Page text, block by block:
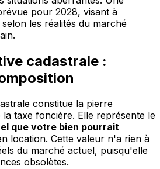
pour 2028, visant à
les réalités du marché
cadastrale :
constitue la pierre
taxe foncière. Elle représente le
que votre bien pourrait
location. Cette valeur n'a rien à
du marché actuel, puisqu'elle
obsolètes.